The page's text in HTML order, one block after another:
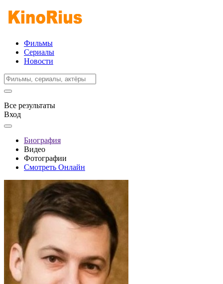
Фильмы
Сериалы
Новости
Все результаты
Вход
Биография
Видео
Фотографии
Смотреть Онлайн